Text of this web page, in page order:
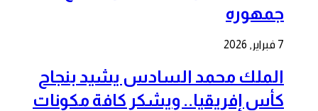
جمهوره
7 فبراير, 2026
الملك محمد السادس يشيد بنجاح
كأس إفريقيا.. ويشكر كافة مكونات